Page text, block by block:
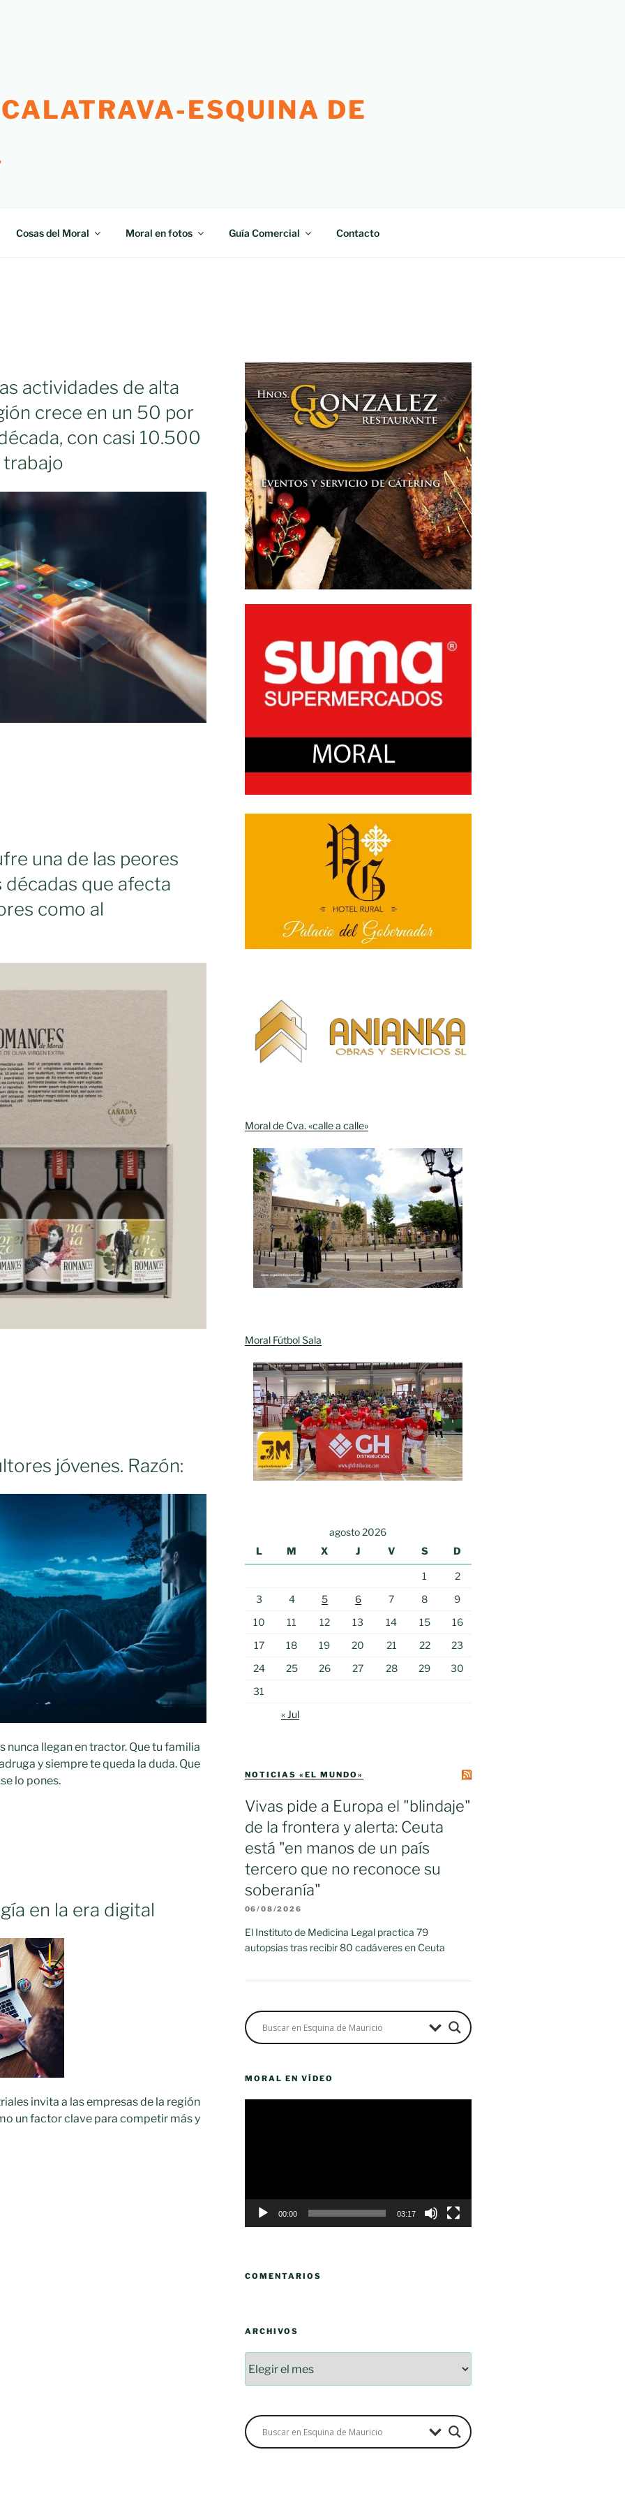
ESQUINA DE
Cosas del Moral Moral en fotos Guía Comercial Contacto
actividades de alta
crece en un 50 por
con casi 10.500
trabajo
una de las peores
décadas que afecta
como al
jóvenes. Razón:
nunca llegan en tractor. Que tu familia
y siempre te queda la duda. Que
lo pones.
en la era digital
invita a las empresas de la región
un factor clave para competir más y
Moral de Cva. «calle a calle»
Moral Fútbol Sala
agosto 2026
L
M X J V S D
1
2
3
4 5 6 7 8
9
10
11 12 13 14 15
16
17
18 19 20 21 22
23
24
25 26 27 28 29
30
31
« Jul
NOTICIAS «EL MUNDO»
Vivas pide a Europa el "blindaje"
de la frontera y alerta: Ceuta
está "en manos de un país
tercero que no reconoce su
soberanía"
06/08/2026
El Instituto de Medicina Legal practica 79
autopsias tras recibir 80 cadáveres en Ceuta
MORAL EN VÍDEO
00:00 03:17
COMENTARIOS
ARCHIVOS